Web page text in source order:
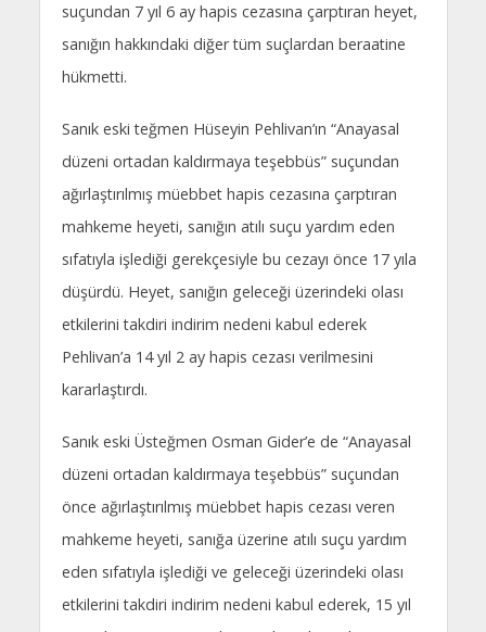
suçundan 7 yıl 6 ay hapis cezasına çarptıran heyet,
sanığın hakkındaki diğer tüm suçlardan beraatine
hükmetti.
Sanık eski teğmen Hüseyin Pehlivan’ın “Anayasal
düzeni ortadan kaldırmaya teşebbüs” suçundan
ağırlaştırılmış müebbet hapis cezasına çarptıran
mahkeme heyeti, sanığın atılı suçu yardım eden
sıfatıyla işlediği gerekçesiyle bu cezayı önce 17 yıla
düşürdü. Heyet, sanığın geleceği üzerindeki olası
etkilerini takdiri indirim nedeni kabul ederek
Pehlivan’a 14 yıl 2 ay hapis cezası verilmesini
kararlaştırdı.
Sanık eski Üsteğmen Osman Gider’e de “Anayasal
düzeni ortadan kaldırmaya teşebbüs” suçundan
önce ağırlaştırılmış müebbet hapis cezası veren
mahkeme heyeti, sanığa üzerine atılı suçu yardım
eden sıfatıyla işlediği ve geleceği üzerindeki olası
etkilerini takdiri indirim nedeni kabul ederek, 15 yıl